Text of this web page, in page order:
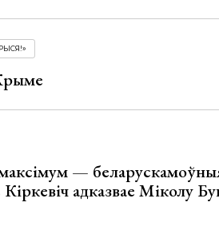
—
адказвае Міколу